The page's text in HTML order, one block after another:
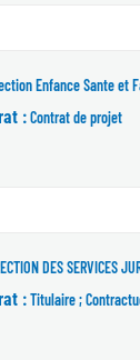
Enfance Sante et
:Contrat de projet
DES SERVICES
:Titulaire ;